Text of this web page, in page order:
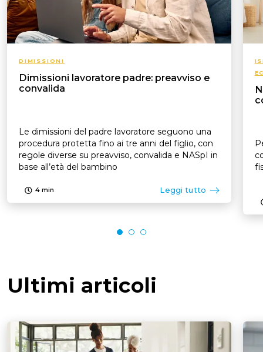
DIMISSIONI
Dimissioni lavoratore padre: preavviso e
convalida
Le dimissioni del padre lavoratore seguono una
procedura protetta fino ai tre anni del figlio, con
regole diverse su preavviso, convalida e NASpI in
base all’età del bambino
4 min Leggi tutto
Ultimi articoli